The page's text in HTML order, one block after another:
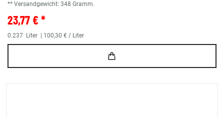
** Versandgewicht: 348 Gramm.
23,77 € *
0.237 Liter | 100,30 € / Liter